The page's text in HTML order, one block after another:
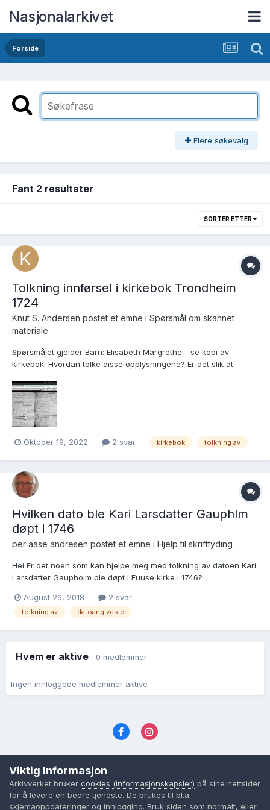
Nasjonalarkivet
Forside
Flere søkevalg
Fant 2 resultater
SORTER ETTER
Tolkning innførsel i kirkebok Trondheim
1724
Knut S. Andersen postet et emne i Spørsmål om skannet
materiale
Spørsmålet gjelder Barn: Elisabeth Margrethe - se kopi av
kirkebok. Hvordan tolke disse opplysningene? Er det slik at
ut til å være foretatt i Domkirken sokn, men i hvilken kirke og av
hvilken prest?
Oktober 19, 2022 2 svar kirkebok tolkning av
Hvilken dato ble Kari Larsdatter Gauphlm
døpt i 1746
per aase andresen postet et emne i Hjelp til skrifttyding
Hei Er det noen som kan hjelpe meg med tolkning av datoen Kari
Larsdatter Gaupholm ble døpt i Fuuse kirke i 1746?
https://www.digitalarkivet.no/kb20070514660829 Er spent på
svar...
August 26, 2018 2 svar
tolkning av datoangivesle
Hvem er aktive 0 medlemmer
Ingen innloggede medlemmer aktive
Cookies (informasjonskapsler)
Powered by Invision Community
Viktig Informasjon
Arkivverket bruker cookies (informasjonskapsler) på sine nettsider
for å levere en bedre tjeneste. De brukes til bl.a.
skjemaoppdateringer og innlogging. Bruk siden som normalt, eller